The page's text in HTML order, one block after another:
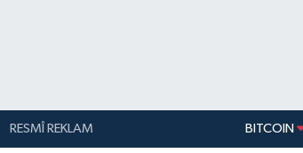
RESMÎ REKLAM DOLAR